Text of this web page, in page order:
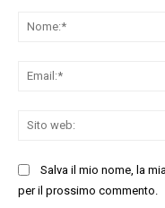
Salva il mio nome, la
per il prossimo commento.